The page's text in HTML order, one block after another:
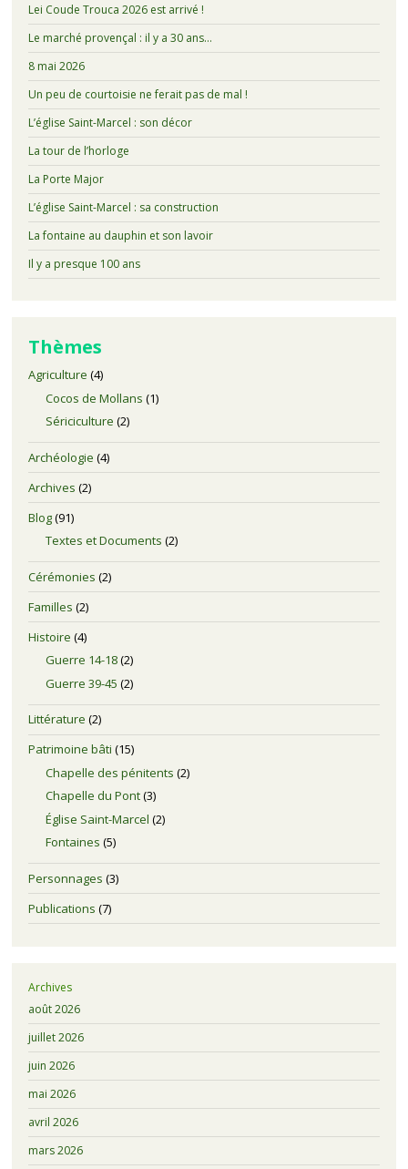
Lei Coude Trouca 2026 est arrivé !
Le marché provençal : il y a 30 ans…
8 mai 2026
Un peu de courtoisie ne ferait pas de mal !
L’église Saint-Marcel : son décor
La tour de l’horloge
La Porte Major
L’église Saint-Marcel : sa construction
La fontaine au dauphin et son lavoir
Il y a presque 100 ans
Thèmes
Agriculture (4)
Cocos de Mollans (1)
Sériciculture (2)
Archéologie (4)
Archives (2)
Blog(91)
Textes et Documents (2)
Cérémonies (2)
Familles (2)
Histoire (4)
Guerre 14-18(2)
Guerre 39-45 (2)
Littérature (2)
Patrimoine bâti (15)
Chapelle des pénitents (2)
Chapelle du Pont(3)
Église Saint-Marcel (2)
Fontaines (5)
Personnages (3)
Publications (7)
Archives
août 2026
juillet 2026
juin 2026
mai 2026
avril 2026
mars 2026